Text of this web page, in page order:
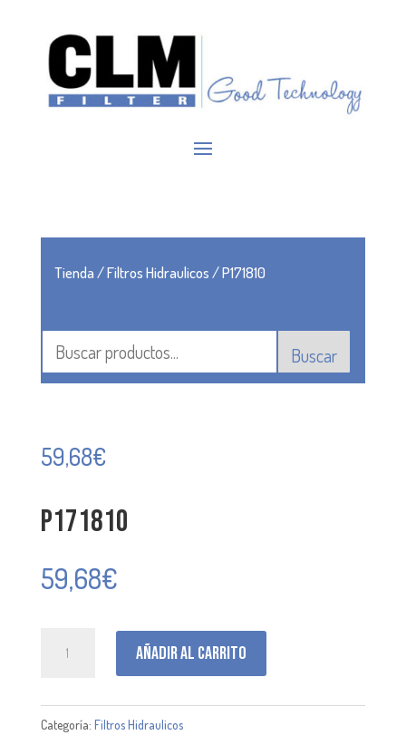
Tienda/Filtros Hidraulicos/ P171810
Buscar
59,68€
P171810
59,68€
Añadir al carrito
Categoría: Filtros Hidraulicos